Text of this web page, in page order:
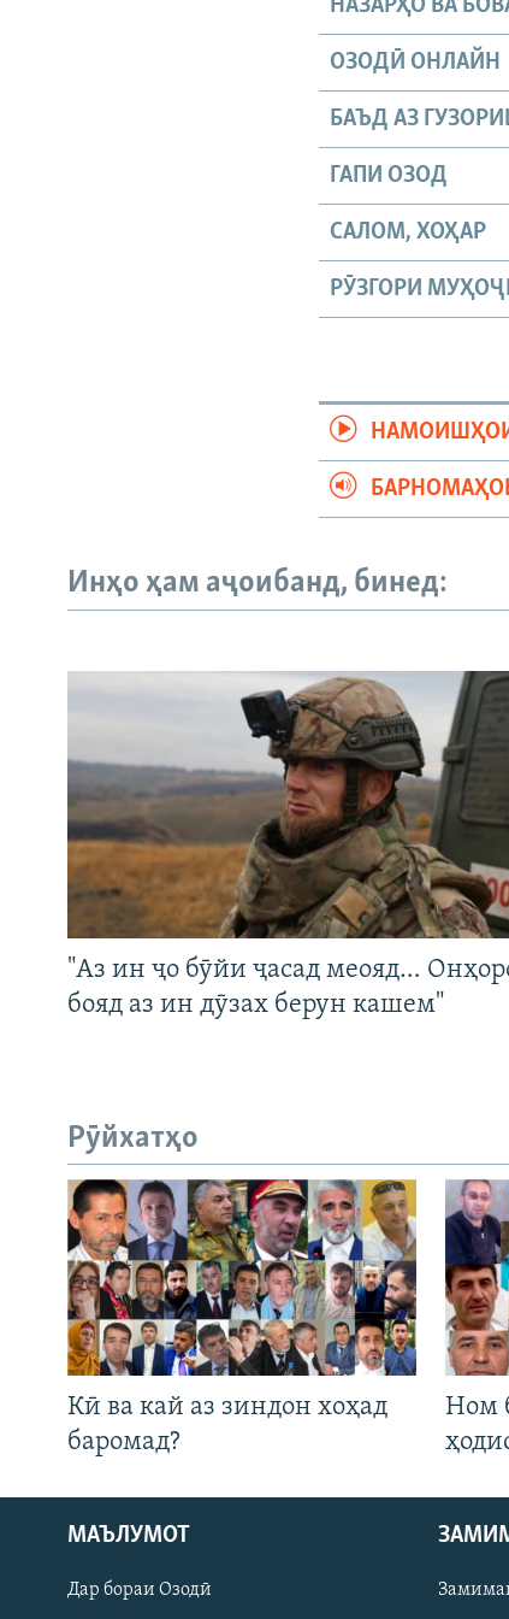
Русский
ПАЙГИРӢ КУНЕД
НАЗАРҲО ВА
ОЗОДӢ ОНЛАЙН
БАЪД АЗ
ГАПИ ОЗОД
САЛОМ, ХОҲАР
РӮЗГОРИ
Инҳо ҳам аҷоибанд, бинед:
"Аз ин ҷо бӯйи ҷасад меояд…
бояд аз ин дӯзах берун кашем"
Рӯйхатҳо
Кӣ ва кай аз зиндон хоҳад
баромад?
Ном
МАЪЛУМОТ
Дар бораи Озодӣ